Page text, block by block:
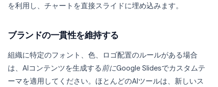
を利用し、チャートを直接スライドに埋め込みます。
ブランドの一貫性を維持する
組織に特定のフォント、色、ロゴ配置のルールがある場合
は、AIコンテンツを生成する 前にGoogle Slidesでカスタムテ
ーマを適用してください。ほとんどのAIツールは、新しいス